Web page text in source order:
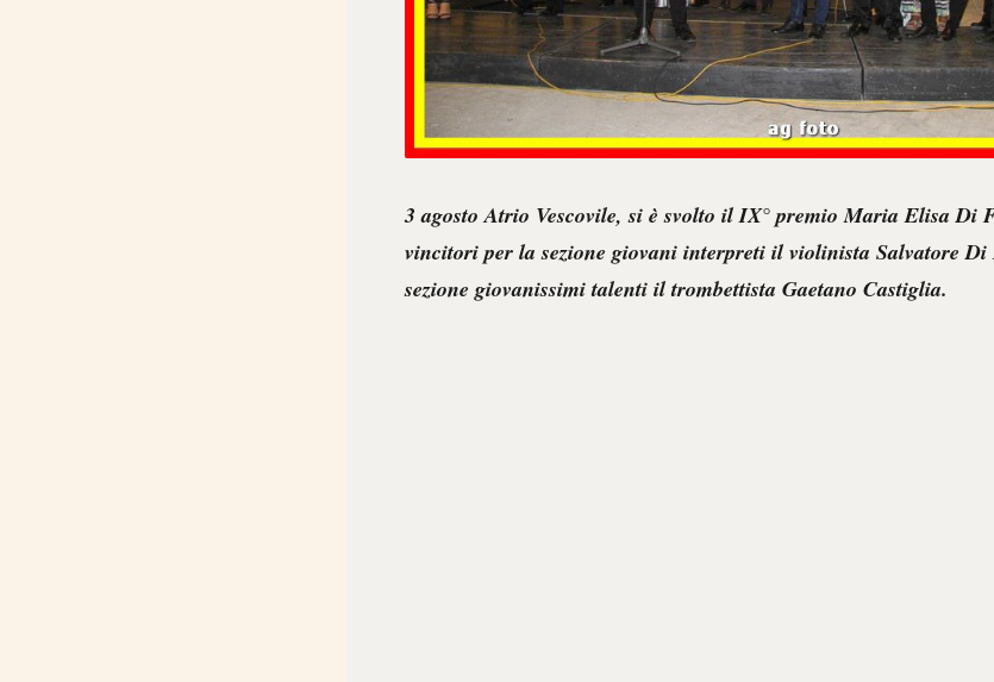
3 agostoAtrio Vescovile, si è svolto il IX° premio Maria Elisa Di
vincitori per la sezione giovani interpreti il violinista Salvatore Di
sezione giovanissimi talenti il trombettista Gaetano Castiglia.